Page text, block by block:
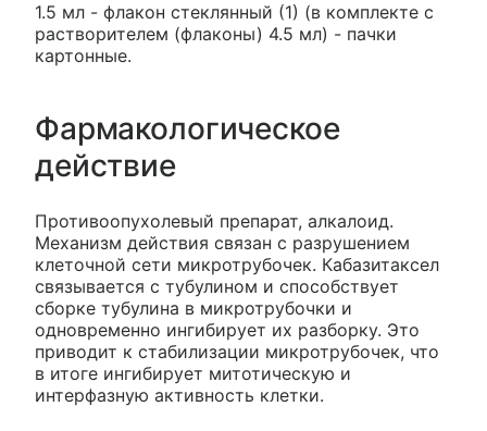
1.5 мл - флакон стеклянный (1) (в комплекте с
растворителем (флаконы) 4.5 мл) - пачки
картонные.
Фармакологическое
действие
Противоопухолевый препарат, алкалоид.
Механизм действия связан с разрушением
клеточной сети микротрубочек. Кабазитаксел
связывается с тубулином и способствует
сборке тубулина в микротрубочки и
одновременно ингибирует их разборку. Это
приводит к стабилизации микротрубочек, что
в итоге ингибирует митотическую и
интерфазную активность клетки.